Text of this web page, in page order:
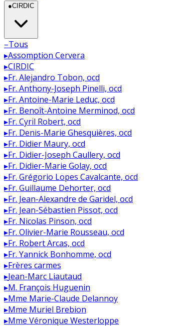
●CIRDIC
–Tous
▸Assomption Cervera
▸CIRDIC
▸Fr. Alejandro Tobon, ocd
▸Fr. Anthony-Joseph Pinelli, ocd
▸Fr. Antoine-Marie Leduc, ocd
▸Fr. Benoît-Antoine Merminod, ocd
▸Fr. Cyril Robert, ocd
▸Fr. Denis-Marie Ghesquières, ocd
▸Fr. Didier Maury, ocd
▸Fr. Didier-Joseph Caullery, ocd
▸Fr. Didier-Marie Golay, ocd
▸Fr. Grégorio Lopes Cavalcante, ocd
▸Fr. Guillaume Dehorter, ocd
▸Fr. Jean-Alexandre de Garidel, ocd
▸Fr. Jean-Sébastien Pissot, ocd
▸Fr. Nicolas Pinson, ocd
▸Fr. Olivier-Marie Rousseau, ocd
▸Fr. Robert Arcas, ocd
▸Fr. Yannick Bonhomme, ocd
▸Frères carmes
▸Jean-Marc Liautaud
▸M. François Huguenin
▸Mme Marie-Claude Delannoy
▸Mme Muriel Brebion
▸Mme Véronique Westerloppe